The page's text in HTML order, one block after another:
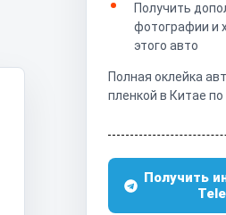
Получить
фотографии и
этого авто
Полная оклейка
пленкой в Китае
Получить